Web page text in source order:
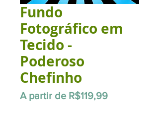
Fundo
Fotográfico em
Tecido -
Poderoso
Chefinho
A partir de R$119,99Preço